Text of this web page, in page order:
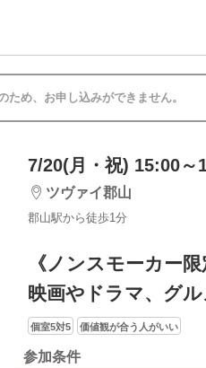
ため、お申し込みができません。
7/20(月・祝) 15:00～
ツヴァイ郡山
郡山駅から徒歩1分
《ノンスモーカー限
映画やドラマ、グ
個室5対5 価値観が合う人がいい
参加条件